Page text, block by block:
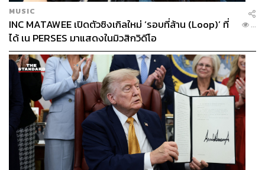
MUSIC
INC MATAWEE เปิดตัวซิงเกิลใหม่ ‘รอบที่ล้าน (Loop)’ ที่
ได้ เน PERSES มาแสดงในมิวสิกวิดีโอ
...